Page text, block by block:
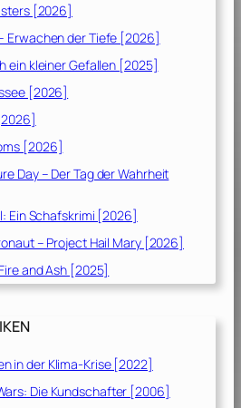
[2026]
Erwachen der Tiefe [2026]
ein kleiner Gefallen [2025]
[2026]
[2026]
Day – Der Tag der Wahrheit
Ein Schafskrimi [2026]
– Project Hail Mary [2026]
and Ash [2025]
in der Klima-Krise [2022]
Die Kundschafter [2006]